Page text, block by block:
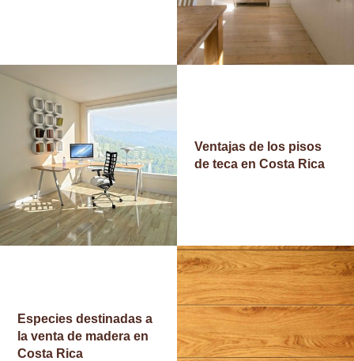
I
G
C
Ventajas de los pisos
de teca en Costa Rica
Especies destinadas a
la venta de madera en
Costa Rica